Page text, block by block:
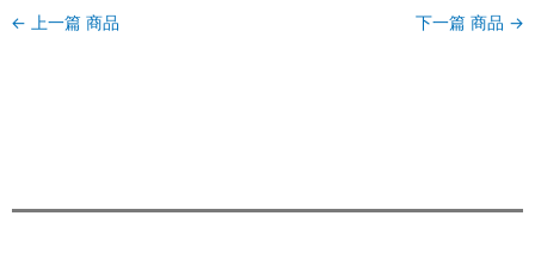
← 上一篇 商品 下一篇 商品 →